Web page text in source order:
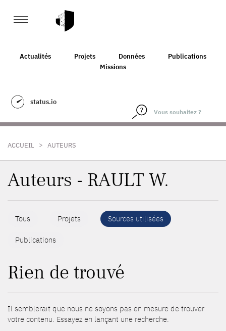
Actualités Projets Données
Publications
Missions
status.io
ACCUEIL > AUTEURS
Auteurs - RAULT W.
Tous Projets Sources utilisées
Publications
Rien de trouvé
Il semblerait que nous ne soyons pas en mesure de trouver
votre contenu. Essayez en lançant une recherche.